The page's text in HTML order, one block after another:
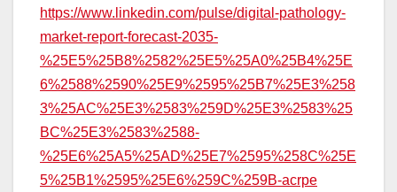
https://www.linkedin.com/pulse/digital-pathology-
market-report-forecast-2035-
%25E5%25B8%2582%25E5%25A0%25B4%25E
6%2588%2590%25E9%2595%25B7%25E3%258
3%25AC%25E3%2583%259D%25E3%2583%25
BC%25E3%2583%2588-
%25E6%25A5%25AD%25E7%2595%258C%25E
5%25B1%2595%25E6%259C%259B-acrpe